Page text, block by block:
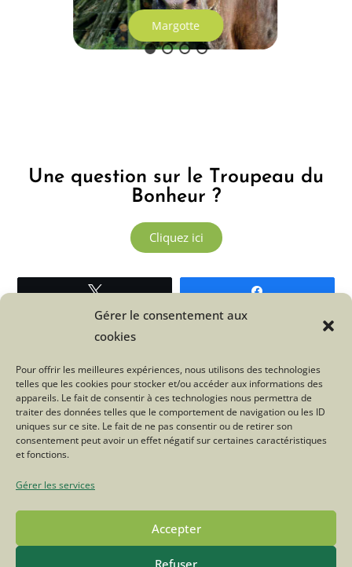
Gérer le consentement aux
cookies
Pour offrir les meilleures expériences, nous utilisons des technologies
telles que les cookies pour stocker et/ou accéder aux informations des
appareils. Le fait de consentir à ces technologies nous permettra de
traiter des données telles que le comportement de navigation ou les ID
uniques sur ce site. Le fait de ne pas consentir ou de retirer son
consentement peut avoir un effet négatif sur certaines caractéristiques
et fonctions.
Gérer les services
Accepter
Refuser
Margotte
Une question sur le Troupeau du
Bonheur ?
Cliquez ici
POLITIQUE DE CONFIDENTIALITÉ
MENTIONS LÉGALES
CONTACT
FACEBOOK INSTAGRAM